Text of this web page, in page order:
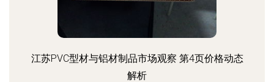
江苏PVC型材与铝材制品市场观察 第4页价格动态
解析